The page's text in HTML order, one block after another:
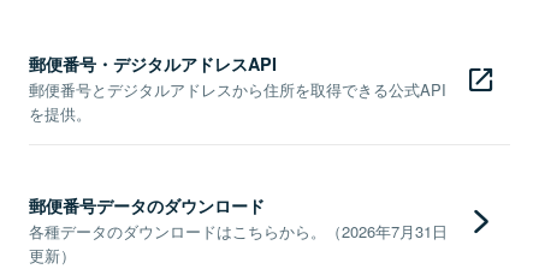
郵便番号・デジタルアドレスAPI
郵便番号とデジタルアドレスから住所を取得できる公式API
を提供。
郵便番号データのダウンロード
各種データのダウンロードはこちらから。（2026年7月31日
更新）